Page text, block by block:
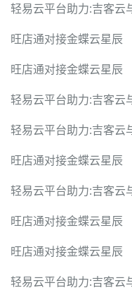
轻易云平台助力:吉客云
旺店通对接金蝶云星辰
旺店通对接金蝶云星辰
轻易云平台助力:吉客云
轻易云平台助力:吉客云
旺店通对接金蝶云星辰
轻易云平台助力:吉客云
旺店通对接金蝶云星辰
旺店通对接金蝶云星辰
轻易云平台助力:吉客云